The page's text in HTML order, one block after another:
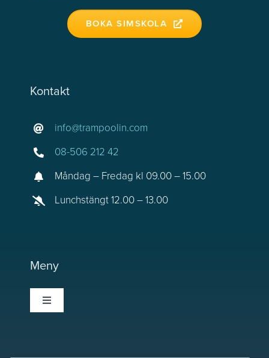
BOKA SIMSKOLA
Kontakt
info@trampoolin.com
08-506 212 42
Måndag – Fredag kl 09.00 – 15.00
Lunchstängt 12.00 – 13.00
Meny
Toggle